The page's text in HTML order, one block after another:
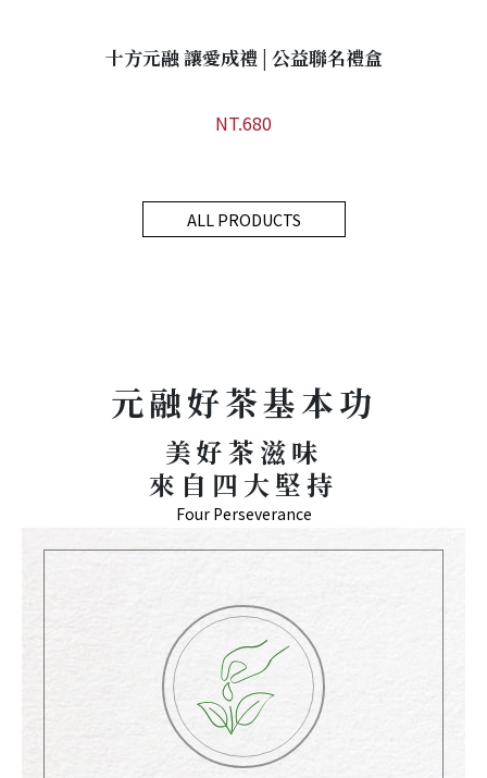
十方元融 讓愛成禮 | 公益聯名禮盒
NT.680
ALL PRODUCTS
元融好茶基本功
美好茶滋味
來自四大堅持
Four Perseverance